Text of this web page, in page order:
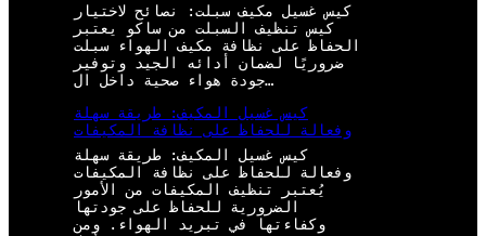
كيس غسيل مكيف سبلت: نصائح لاختيار
كيس تنظيف السبلت من ساكو يعتبر
الحفاظ على نظافة مكيف الهواء سبلت
ضروريًا لضمان أدائه الجيد وتوفير
جودة هواء صحية داخل ال…
كيس غسيل المكيف: طريقة سهلة
وفعالة للحفاظ على نظافة المكيفات
كيس غسيل المكيف: طريقة سهلة
وفعالة للحفاظ على نظافة المكيفات
يُعتبر تنظيف المكيفات من الأمور
الضرورية للحفاظ على جودتها
وكفاءتها في تبريد الهواء. ومن